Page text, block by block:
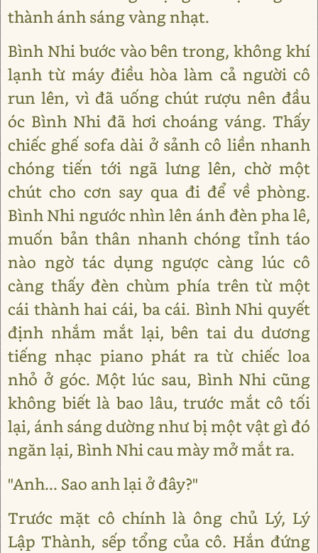
thành ánh sáng vàng nhạt.
Bình Nhi bước vào bên trong, không khí
lạnh từ máy điều hòa làm cả người cô
run lên, vì đã uống chút rượu nên đầu
óc Bình Nhi đã hơi choáng váng. Thấy
chiếc ghế sofa dài ở sảnh cô liền nhanh
chóng tiến tới ngã lưng lên, chờ một
chút cho cơn say qua đi để về phòng.
Bình Nhi ngước nhìn lên ánh đèn pha lê,
muốn bản thân nhanh chóng tỉnh táo
nào ngờ tác dụng ngược càng lúc cô
càng thấy đèn chùm phía trên từ một
cái thành hai cái, ba cái. Bình Nhi quyết
định nhắm mắt lại, bên tai du dương
tiếng nhạc piano phát ra từ chiếc loa
nhỏ ở góc. Một lúc sau, Bình Nhi cũng
không biết là bao lâu, trước mắt cô tối
lại, ánh sáng dường như bị một vật gì đó
ngăn lại, Bình Nhi cau mày mở mắt ra.
"Anh... Sao anh lại ở đây?"
Trước mặt cô chính là ông chủ Lý, Lý
Lập Thành, sếp tổng của cô. Hắn đứng